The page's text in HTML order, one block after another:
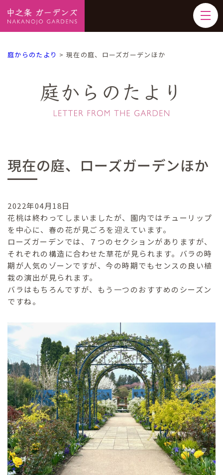
庭からのたより >現在の庭、ローズガーデンほか
庭からのたより
現在の庭、ローズガーデンほか
2022年04月18日
花桃は終わってしまいましたが、園内ではチューリップ
を中心に、春の花が見ごろを迎えています。
ローズガーデンでは、７つのセクションがありますが、
それぞれの構造に合わせた草花が見られます。バラの時
期が人気のゾーンですが、今の時期でもセンスの良い植
栽の演出が見られます。
バラはもちろんですが、もう一つのおすすめのシーズン
ですね。